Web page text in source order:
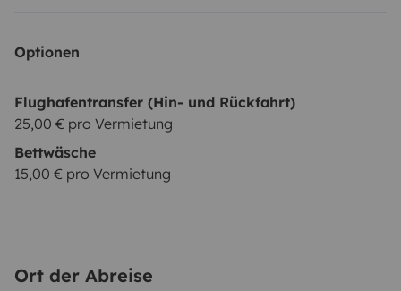
Optionen
Flughafentransfer (Hin- und Rückfahrt)
25,00 € pro Vermietung
Bettwäsche
15,00 € pro Vermietung
Ort der Abreise